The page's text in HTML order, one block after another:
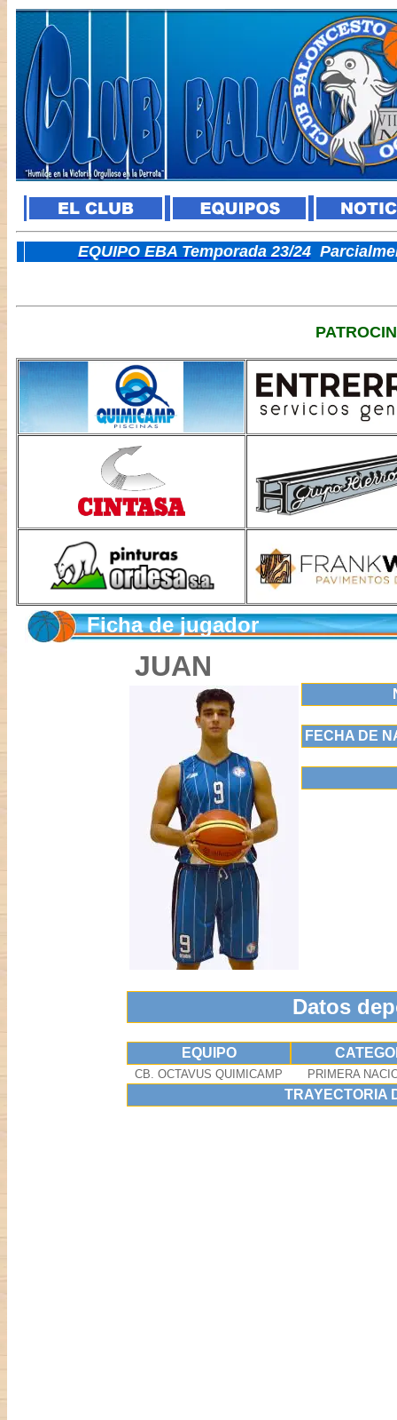
EQUIPO EBA Temporada 23/24
Ficha de jugador
JUAN
FECHA DE
Datos
EQUIPO
CB. OCTAVUS QUIMICAMP PRIMERA
TRAYECTORIA